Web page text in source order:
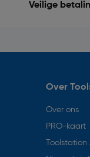
Veilige
Over
Over ons
PRO-kaart
Toolstation